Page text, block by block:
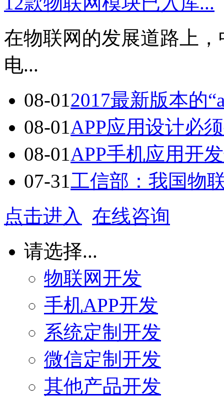
在物联网的发展道路上
电...
08-012017最新版本的
08-01APP应用设计必
08-01APP手机应用开
07-31工信部：我国物
点击进入
在线咨询
请选择...
物联网开发
手机APP开发
系统定制开发
微信定制开发
其他产品开发